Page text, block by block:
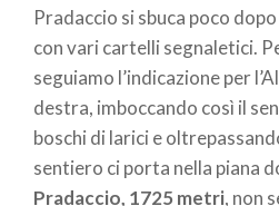
Pradaccio si sbuca poco dopo
con vari cartelli segnaletici.
seguiamo l’indicazione per
destra, imboccando così il
boschi di larici e
sentiero ci porta nella piana
Pradaccio, 1725 metri, non